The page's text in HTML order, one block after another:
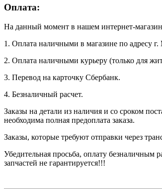
Оплата:
На данный момент в нашем интернет-
1. Оплата наличными в магазине по адресу
2. Оплата наличными курьеру (только для
3. Перевод на карточку Сбербанк.
4. Безналичный расчет.
Заказы на детали из наличия и со сроком
необходима полная предоплата заказа.
Заказы, которые требуют отправки через
Убедительная просьба, оплату безналичным
запчастей не гарантируется!!!